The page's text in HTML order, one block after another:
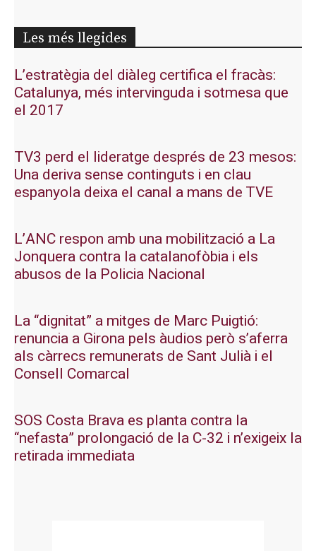
Les més llegides
L’estratègia del diàleg certifica el fracàs:
Catalunya, més intervinguda i sotmesa que
el 2017
TV3 perd el lideratge després de 23 mesos:
Una deriva sense continguts i en clau
espanyola deixa el canal a mans de TVE
L’ANC respon amb una mobilització a La
Jonquera contra la catalanofòbia i els
abusos de la Policia Nacional
La “dignitat” a mitges de Marc Puigtió:
renuncia a Girona pels àudios però s’aferra
als càrrecs remunerats de Sant Julià i el
Consell Comarcal
SOS Costa Brava es planta contra la
“nefasta” prolongació de la C-32 i n’exigeix la
retirada immediata